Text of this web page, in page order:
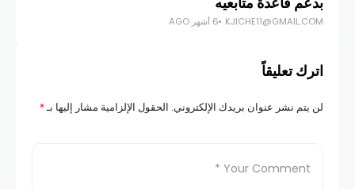
KJICHE11@GMAIL.COM 6 أشهر AGO
اترك تعليقاً
لن يتم نشر عنوان بريدك الإلكتروني. الحقول الإلزامية مشار إليها بـ*